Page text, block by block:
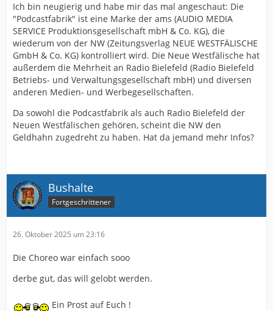
Ich bin neugierig und habe mir das mal angeschaut: Die
"Podcastfabrik" ist eine Marke der ams (AUDIO MEDIA
SERVICE Produktionsgesellschaft mbH & Co. KG), die
wiederum von der NW (Zeitungsverlag NEUE WESTFÄLISCHE
GmbH & Co. KG) kontrolliert wird. Die Neue Westfälische hat
außerdem die Mehrheit an Radio Bielefeld (Radio Bielefeld
Betriebs- und Verwaltungsgesellschaft mbH) und diversen
anderen Medien- und Werbegesellschaften.
Da sowohl die Podcastfabrik als auch Radio Bielefeld der
Neuen Westfälischen gehören, scheint die NW den
Geldhahn zugedreht zu haben. Hat da jemand mehr Infos?
Bushalte
Fortgeschrittener
26. Oktober 2025 um 23:16
Die Choreo war einfach sooo
derbe gut, das will gelobt werden.
Ein Prost auf Euch !